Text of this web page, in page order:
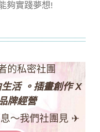
夠實踐夢想!
的私密社團
活 。插畫創作 X
牌經營
～我們社團見 ✈